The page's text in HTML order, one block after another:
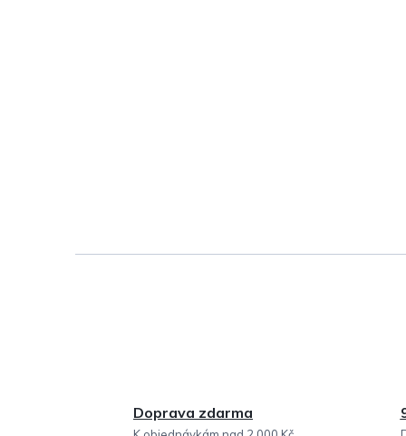
Doprava zdarma